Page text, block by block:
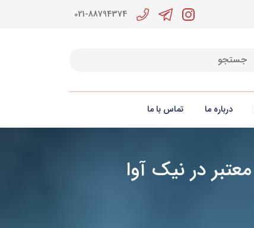
021-88794374
درباره ما تماس با ما